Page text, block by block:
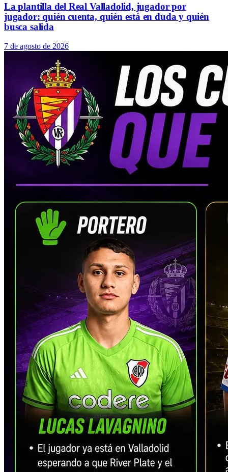
La plantilla del Real Valladolid, jugador por
jugador: quién cuenta, quién está en duda y quién
busca salida
7 de agosto de 2026